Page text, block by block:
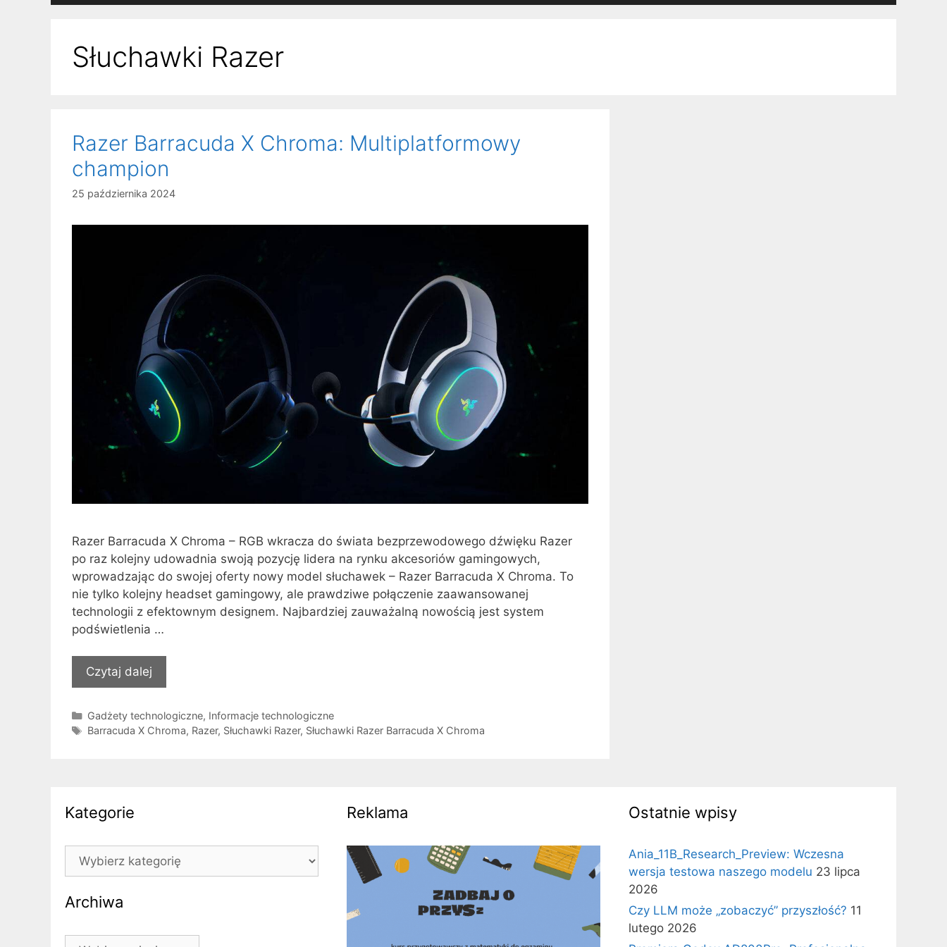
Słuchawki Razer
Razer Barracuda X Chroma: Multiplatformowy
champion
25 października 2024
Razer Barracuda X Chroma – RGB wkracza do świata bezprzewodowego dźwięku Razer
po raz kolejny udowadnia swoją pozycję lidera na rynku akcesoriów gamingowych,
wprowadzając do swojej oferty nowy model słuchawek – Razer Barracuda X Chroma. To
nie tylko kolejny headset gamingowy, ale prawdziwe połączenie zaawansowanej
technologii z efektownym designem. Najbardziej zauważalną nowością jest system
podświetlenia …
Czytaj dalej
Kategorie
Gadżety technologiczne, Informacje technologiczne
Tagi
Barracuda X Chroma, Razer, Słuchawki Razer, Słuchawki Razer Barracuda X Chroma
Kategorie
Kategorie
Archiwa
Archiwa
Reklama Ostatnie wpisy
Ania_11B_Research_Preview: Wczesna
wersja testowa naszego modelu 23 lipca
2026
Czy LLM może „zobaczyć” przyszłość? 11
lutego 2026